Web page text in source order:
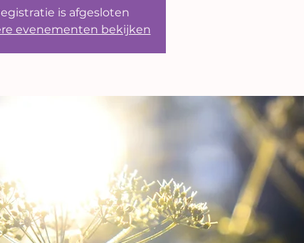
is afgesloten
evenementen bekijken